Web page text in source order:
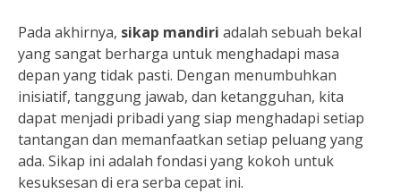
Pada akhirnya, sikap mandiri adalah sebuah bekal
yang sangat berharga untuk menghadapi masa
depan yang tidak pasti. Dengan menumbuhkan
inisiatif, tanggung jawab, dan ketangguhan, kita
dapat menjadi pribadi yang siap menghadapi setiap
tantangan dan memanfaatkan setiap peluang yang
ada. Sikap ini adalah fondasi yang kokoh untuk
kesuksesan di era serba cepat ini.